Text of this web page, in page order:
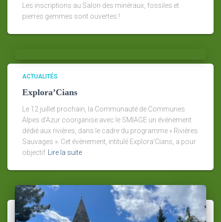
Les inscriptions au Salon des minéraux, fossiles et
pierres gemmes sont ouvertes !
ACTUALITÉS
Explora’Cians
Le 12 juillet prochain, la Communauté de Communes
Alpes d’Azur coorganise avec le SMIAGE un événement
dédié aux rivières, dans le cadre du programme « Rivières
Sauvages ». Cet événement, intitulé Explora’Cians, a pour
objectif
Lire la suite